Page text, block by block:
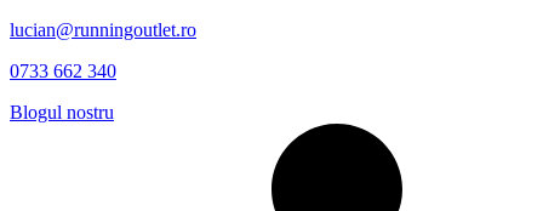
lucian@runningoutlet.ro
0733 662 340
Blogul nostru